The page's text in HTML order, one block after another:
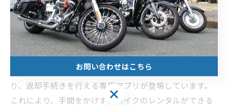
レンタルバイクをより便利に利用するためには、アプリ
やサービスを活用することが重要です。特に、最近では
スマートフォンの普及に伴い、簡単にバイクを予約した
り、返却手続きを行える専用アプリが登場しています。
これにより、手間をかけずにバイクのレンタルができる
お問い合わせはこちら